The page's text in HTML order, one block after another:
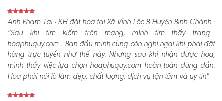
Anh Phạm Tài - KH đặt hoa tại Xã Vĩnh Lộc B Huyện Bình Chánh :
“Sau khi tìm kiếm trên mạng, mình tìm thấy trang
hoaphuquy.com . Ban đầu mình cũng còn nghi ngại khi phải đặt
hàng trực tuyến như thế này. Nhưng sau khi nhận được hoa,
mình thấy việc lựa chọn hoaphuquy.com hoàn toàn đúng đắn.
Hoa phải nói là làm đẹp, chất lượng, dịch vụ tận tâm và uy tín"